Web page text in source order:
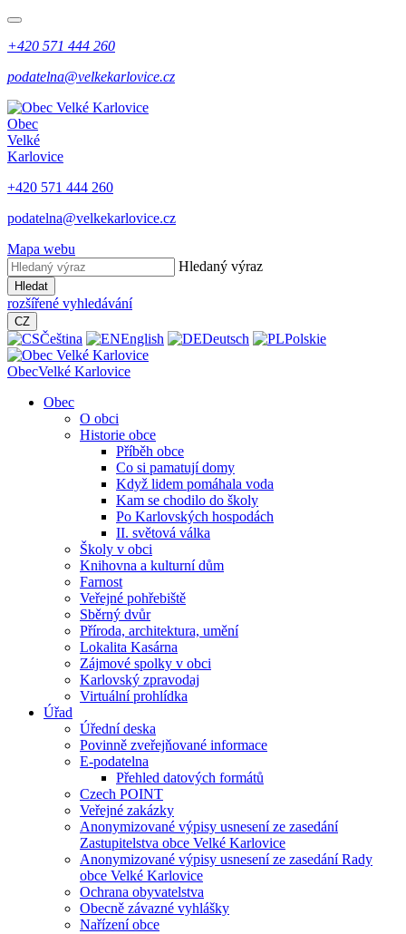
+420 571 444 260
podatelna@velkekarlovice.cz
Obec
Velké
Karlovice
+420 571 444 260
podatelna@velkekarlovice.cz
Mapa webu
Hledaný výraz
Hledat
rozšířené vyhledávání
CZ
Čeština English Deutsch Polskie
ObecVelké Karlovice
Obec
O obci
Historie obce
Příběh obce
Co si pamatují domy
Když lidem pomáhala voda
Kam se chodilo do školy
Po Karlovských hospodách
II. světová válka
Školy v obci
Knihovna a kulturní dům
Farnost
Veřejné pohřebiště
Sběrný dvůr
Příroda, architektura, umění
Lokalita Kasárna
Zájmové spolky v obci
Karlovský zpravodaj
Virtuální prohlídka
Úřad
Úřední deska
Povinně zveřejňované informace
E-podatelna
Přehled datových formátů
Czech POINT
Veřejné zakázky
Anonymizované výpisy usnesení ze zasedání
Zastupitelstva obce Velké Karlovice
Anonymizované výpisy usnesení ze zasedání Rady
obce Velké Karlovice
Ochrana obyvatelstva
Obecně závazné vyhlášky
Nařízení obce